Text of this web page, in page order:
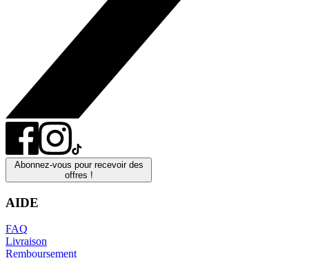
Abonnez-vous pour recevoir des
offres !
AIDE
FAQ
Livraison
Remboursement